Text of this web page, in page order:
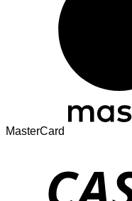
MasterCard